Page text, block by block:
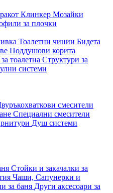
Клинкер Мозайки
за плочки
Тоалетни чинии Бидета
Поддушови корита
тоалетна Структури за
системи
смесители
Специални смесители
Душ системи
Стойки и закачалки за
Чаши, Сапунерки и
за баня Други аксесоари за